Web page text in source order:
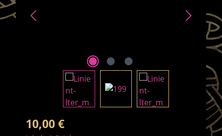
Regulärer Preis:
10,00 €